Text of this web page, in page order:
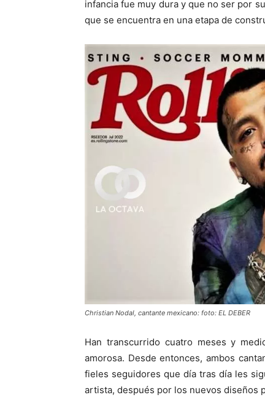
infancia fue muy dura y que no ser por
que se encuentra en una etapa de
Christian Nodal, cantante mexicano: foto: EL DEBER
Han transcurrido cuatro meses y
amorosa. Desde entonces, ambos
fieles seguidores que día tras día les
artista, después por los nuevos diseños